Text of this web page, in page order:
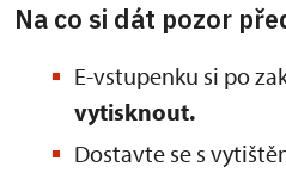
Na co si dát pozor
E-vstupenku si po
vytisknout.
Dostavte se s